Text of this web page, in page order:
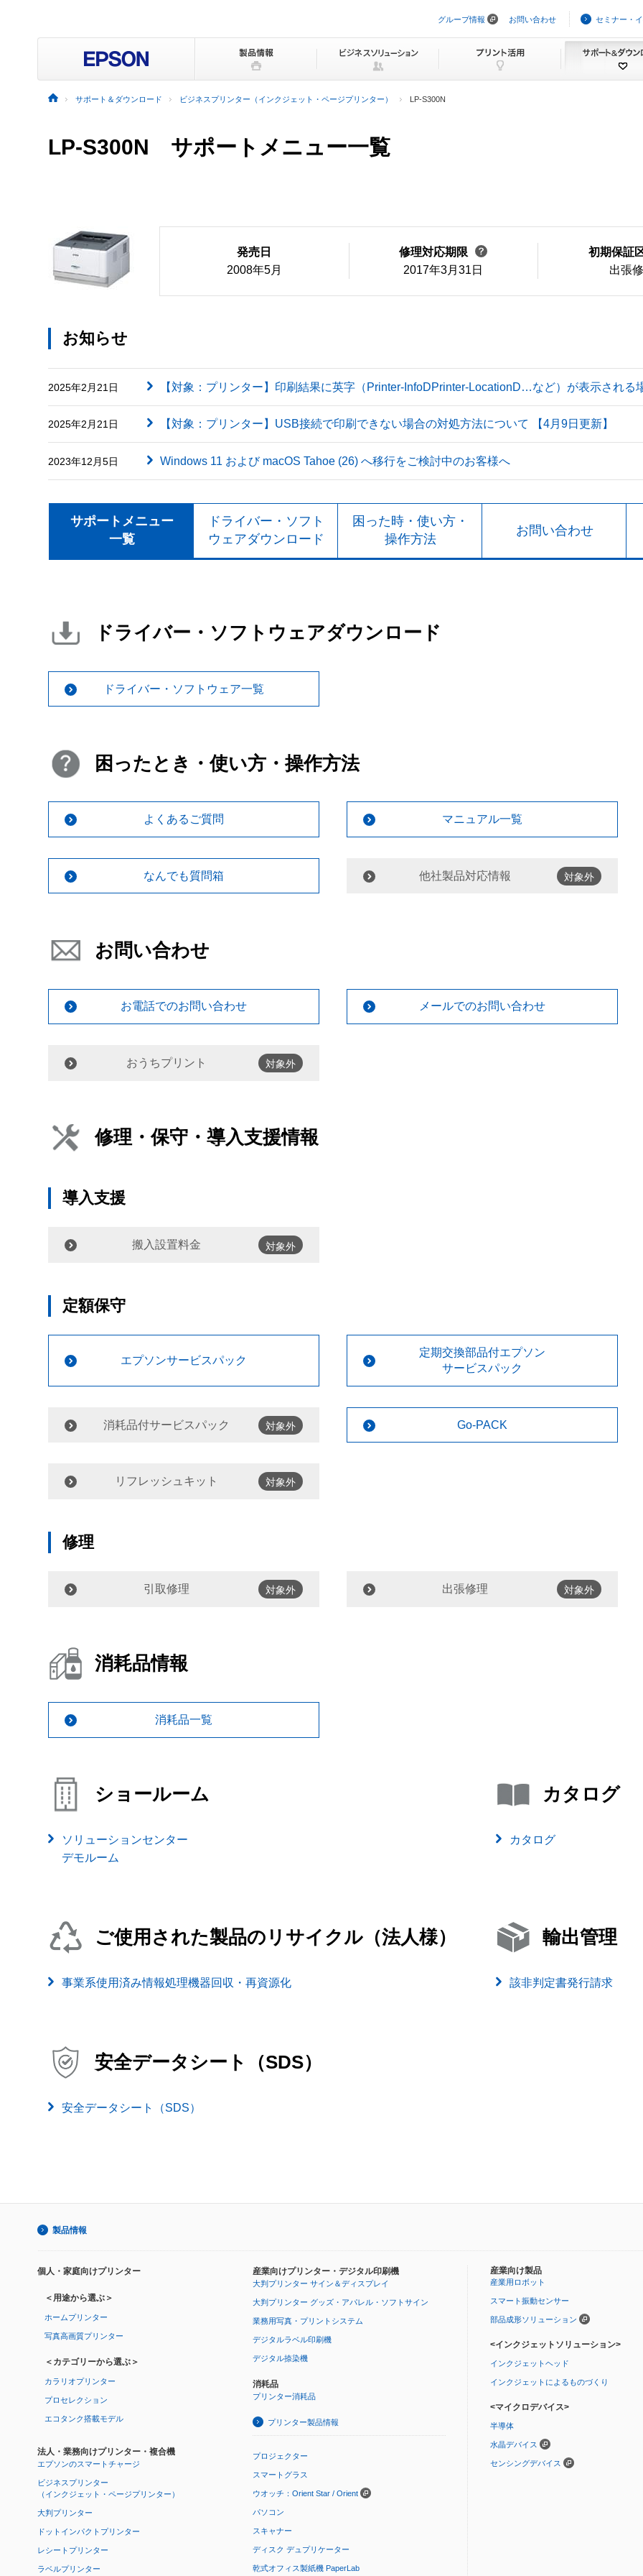
ビ
ョ
グループ情報 お問い合わせ セミナー・
サポート＆ダウンロード ビジネスプリンター（インクジェット・ページプリンター） LP-S300N
LP-S300N サポートメニュー一覧
発売日
2008年5月
修理対応期限
2017年3月31日
初期保証
出張
お知らせ
2025年2月21日 【対象：プリンター】印刷結果に英字（Printer-InfoDPrinter-LocationD…など）が表示される
2025年2月21日 【対象：プリンター】USB接続で印刷できない場合の対処方法について 【4月9日更新】
2023年12月5日 Windows 11 および macOS Tahoe (26) へ移行をご検討中のお客様へ
サポートメニュー
一覧
ドライバー・ソフト
ウェアダウンロード
困った時・使い方・
操作方法
お問い合わせ
ドライバー・ソフトウェアダウンロード
ドライバー・ソフトウェア一覧
困ったとき・使い方・操作方法
よくあるご質問 マニュアル一覧
なんでも質問箱 他社製品対応情報 対象外
お問い合わせ
お電話でのお問い合わせ メールでのお問い合わせ
おうちプリント 対象外
修理・保守・導入支援情報
導入支援
搬入設置料金 対象外
定額保守
エプソンサービスパック
定期交換部品付エプソン
サービスパック
消耗品付サービスパック 対象外 Go-PACK
リフレッシュキット 対象外
修理
引取修理 対象外 出張修理 対象外
消耗品情報
消耗品一覧
ショールーム
ソリューションセンター
デモルーム
カタログ
カタログ
ご使用された製品のリサイクル（法人様）
事業系使用済み情報処理機器回収・再資源化
輸出管理
該非判定書発行請求
安全データシート（SDS）
安全データシート（SDS）
製品情報
個人・家庭向けプリンター
＜用途から選ぶ＞
ホームプリンター
写真高画質プリンター
＜カテゴリーから選ぶ＞
カラリオプリンター
プロセレクション
エコタンク搭載モデル
法人・業務向けプリンター・複合機
エプソンのスマートチャージ
ビジネスプリンター
（インクジェット・ページプリンター）
大判プリンター
ドットインパクトプリンター
レシートプリンター
ラベルプリンター
産業向けプリンター・デジタル印刷機
大判プリンター サイン＆ディスプレイ
大判プリンター グッズ・アパレル・ソフトサイン
業務用写真・プリントシステム
デジタルラベル印刷機
デジタル捺染機
消耗品
プリンター消耗品
プリンター製品情報
プロジェクター
スマートグラス
ウオッチ：Orient Star / Orient
パソコン
スキャナー
ディスク デュプリケーター
乾式オフィス製紙機 PaperLab
産業向け製品
産業用ロボット
スマート振動センサー
部品成形ソリューション
<インクジェットソリューション>
インクジェットヘッド
インクジェットによるものづくり
<マイクロデバイス>
半導体
水晶デバイス
センシングデバイス